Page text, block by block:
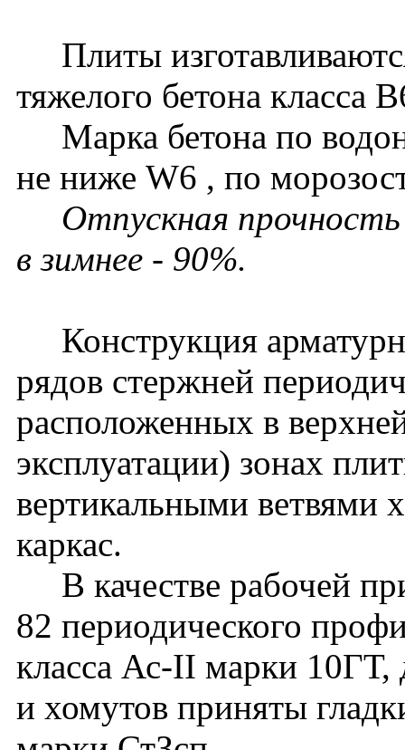
Плиты
тяжелого бетона класса
Марка бетона по
не ниже W6 , по
Отпускная
в зимнее - 90%.
Конструкция
рядов стержней
расположенных в
эксплуатации) зонах
вертикальными ветвями
каркас.
В качестве рабочей
82 периодического
класса Ас-II марки 10ГТ,
и хомутов приняты